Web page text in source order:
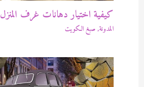
كيفية اختيار دهانات غرف المنزل 94471713
المدونة, صبغ الكويت